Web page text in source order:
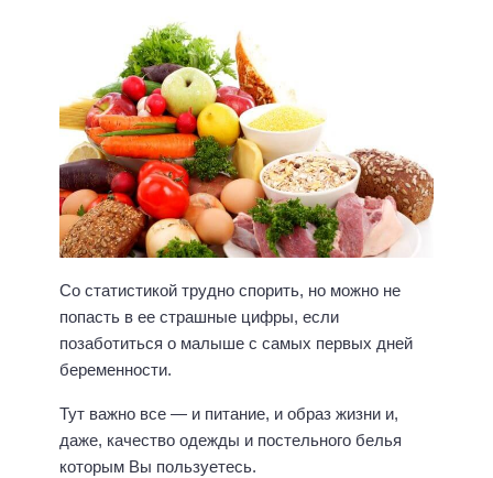
Со статистикой трудно спорить, но можно не
попасть в ее страшные цифры, если
позаботиться о малыше с самых первых дней
беременности.
Тут важно все — и питание, и образ жизни и,
даже, качество одежды и постельного белья
которым Вы пользуетесь.